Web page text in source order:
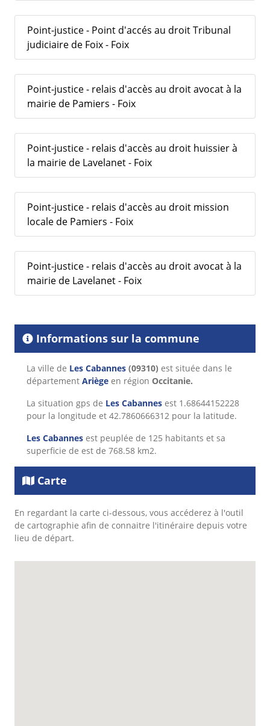
Point-justice - Point d'accés au droit Tribunal
judiciaire de Foix - Foix
Point-justice - relais d'accès au droit avocat à la
mairie de Pamiers - Foix
Point-justice - relais d'accès au droit huissier à
la mairie de Lavelanet - Foix
Point-justice - relais d'accès au droit mission
locale de Pamiers - Foix
Point-justice - relais d'accès au droit avocat à la
mairie de Lavelanet - Foix
Informations sur la commune
La ville de Les Cabannes (09310) est située dans le
département Ariège en région Occitanie.
La situation gps de Les Cabannes est 1.68644152228
pour la longitude et 42.7860666312 pour la latitude.
Les Cabannes est peuplée de 125 habitants et sa
superficie de est de 768.58 km2.
Carte
En regardant la carte ci-dessous, vous accéderez à l'outil
de cartographie afin de connaitre l'itinéraire depuis votre
lieu de départ.